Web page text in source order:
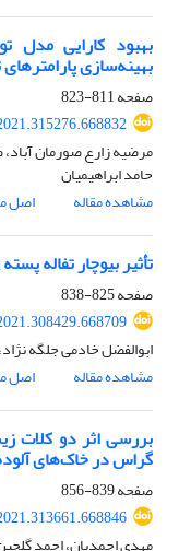
بهبود کارایی مدل
بهینه‌سازی
صفحه811-823
مرضیه زارع صورمان
حامد ابراهیمیان
مشاهده مقاله
اصل
تأثیر بیوچار تفاله
صفحه825-838
ابوالفضل خادمی جلگه
مشاهده مقاله
اصل
بررسی اثر دو کلات
گراس در خاک‌های
صفحه839-856